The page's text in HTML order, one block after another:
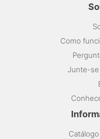
Como
Junte-se